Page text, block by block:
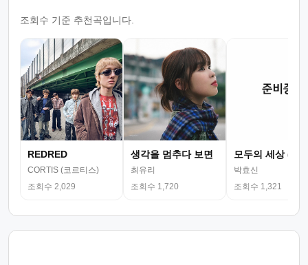
조회수 기준 추천곡입니다.
REDRED
CORTIS (코르티스)
조회수 2,029
생각을 멈추다 보면
최유리
조회수 1,720
모두의 세상 (뮤
박효신
조회수 1,321